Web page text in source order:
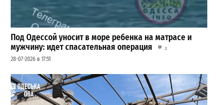
Под Одессой уносит в море ребенка на матрасе и
мужчину: идет спасательная операция
2
28-07-2026 в 17:51